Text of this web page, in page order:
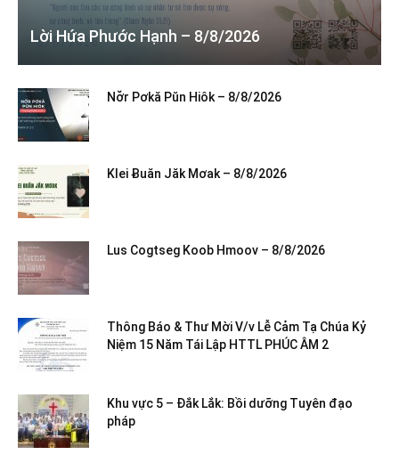
Lời Hứa Phước Hạnh – 8/8/2026
Nơ̆r Pơkă Pŭn Hiôk – 8/8/2026
Klei Ƀuăn Jăk Mơak – 8/8/2026
Lus Cogtseg Koob Hmoov – 8/8/2026
Thông Báo & Thư Mời V/v Lễ Cảm Tạ Chúa Kỷ
Niệm 15 Năm Tái Lập HTTL PHÚC ÂM 2
Khu vực 5 – Đắk Lắk: Bồi dưỡng Tuyên đạo
pháp